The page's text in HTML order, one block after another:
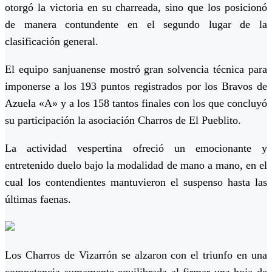
otorgó la victoria en su charreada, sino que los posicionó
de manera contundente en el segundo lugar de la
clasificación general.
El equipo sanjuanense mostró gran solvencia técnica para
imponerse a los 193 puntos registrados por los Bravos de
Azuela «A» y a los 158 tantos finales con los que concluyó
su participación la asociación Charros de El Pueblito.
La actividad vespertina ofreció un emocionante y
entretenido duelo bajo la modalidad de mano a mano, en el
cual los contendientes mantuvieron el suspenso hasta las
últimas faenas.
Los Charros de Vizarrón se alzaron con el triunfo en una